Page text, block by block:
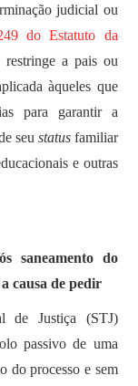
judicial ou
do Estatuto da
restringe a pais ou
àqueles que
para garantir a
seu statusfamiliar
e outras
saneamento do
causa de pedir
de Justiça (STJ)
passivo de uma
do processo e sem